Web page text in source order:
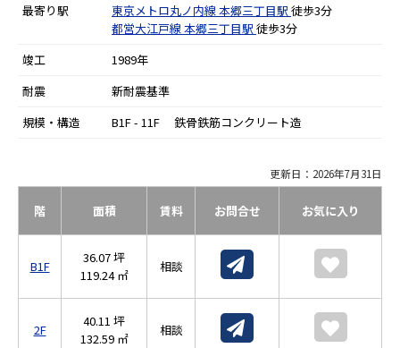
最寄り駅
東京メトロ丸ノ内線本郷三丁目駅 徒歩3分
都営大江戸線本郷三丁目駅 徒歩3分
竣工
1989年
耐震
新耐震基準
規模・構造
B1F - 11F 鉄骨鉄筋コンクリート造
更新日：2026年7月31日
階 面積 賃料 お問合せ お気に入り
B1F
36.07 坪
119.24 ㎡
相談
2F
40.11 坪
132.59 ㎡
相談